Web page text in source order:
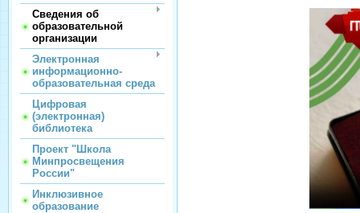
Сведения об
образовательной
организации
Электронная
информационно-
образовательная среда
Цифровая
(электронная)
библиотека
Проект "Школа
Минпросвещения
России"
Инклюзивное
образование